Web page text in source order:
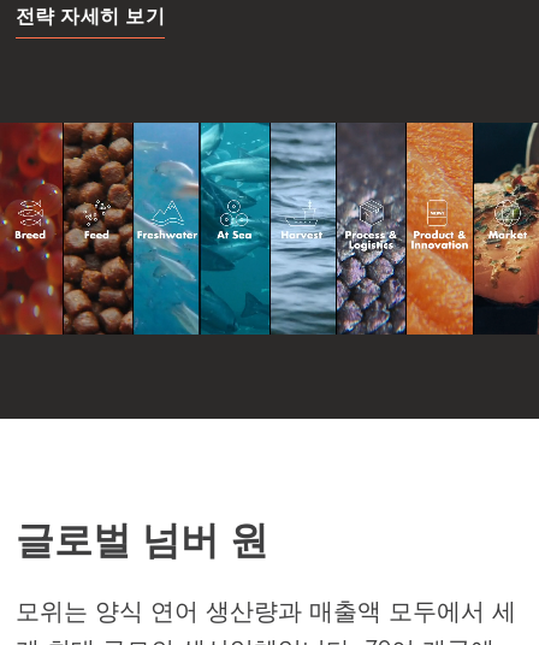
전략 자세히 보기
글로벌 넘버 원
모위는 양식 연어 생산량과 매출액 모두에서 세